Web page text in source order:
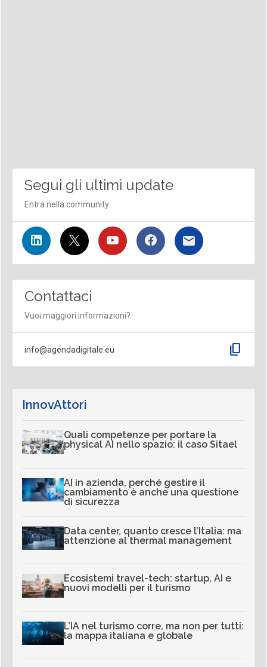
Segui gli ultimi update
Entra nella community
Contattaci
Vuoi maggiori informazioni?
info@agendadigitale.eu content_copy
InnovAttori
Quali competenze per portare la
physical AI nello spazio: il caso Sitael
AI in azienda, perché gestire il
cambiamento è anche una questione
di sicurezza
Data center, quanto cresce l’Italia: ma
attenzione al thermal management
Ecosistemi travel-tech: startup, AI e
nuovi modelli per il turismo
L’IA nel turismo corre, ma non per tutti:
la mappa italiana e globale